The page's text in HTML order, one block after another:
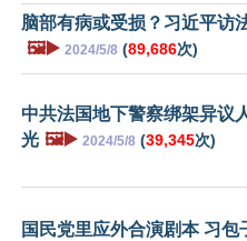
脑部有病或受损？习近平访
🖼️▶️ 2024/5/8 (89,686次)
中共法国地下警察绑架异议
光 🖼️▶️ 2024/5/8 (39,345次)
国民党里应外合演剧本 习包